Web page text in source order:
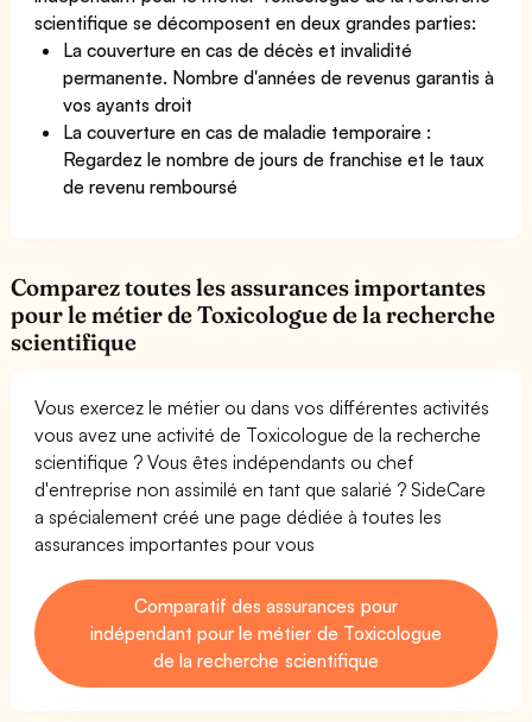
scientifique se décomposent en deux grandes parties:
La couverture en cas de décès et invalidité
permanente. Nombre d'années de revenus garantis à
vos ayants droit
La couverture en cas de maladie temporaire :
Regardez le nombre de jours de franchise et le taux
de revenu remboursé
Comparez toutes les assurances importantes
pour le métier de Toxicologue de la recherche
scientifique
Vous exercez le métier ou dans vos différentes activités
vous avez une activité de Toxicologue de la recherche
scientifique ? Vous êtes indépendants ou chef
d'entreprise non assimilé en tant que salarié ? SideCare
a spécialement créé une page dédiée à toutes les
assurances importantes pour vous
Comparatif des assurances pour
indépendant pour le métier de Toxicologue
de la recherche scientifique